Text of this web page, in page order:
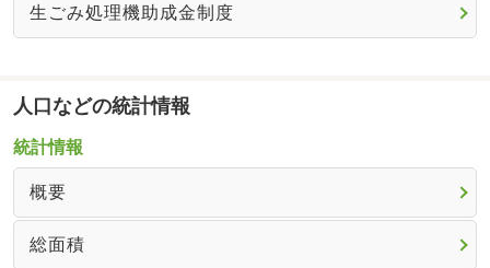
生ごみ処理機助成金制度
人口などの統計情報
統計情報
概要
総面積